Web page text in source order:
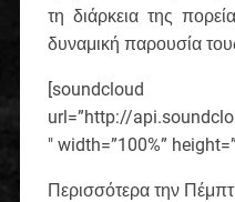
τη διάρκεια της
δυναμική παρουσία
[soundcloud
url=”http://
″ width=”100%”
Περισσότερα την